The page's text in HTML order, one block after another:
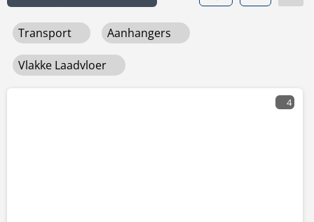
Transport Aanhangers
Vlakke Laadvloer
4